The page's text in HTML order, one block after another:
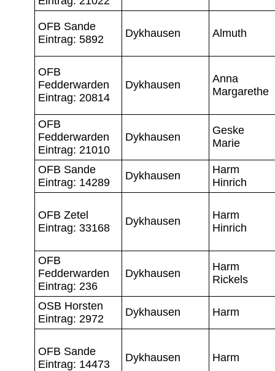
OFB Sande
Eintrag: 5892
Dykhausen Almuth
OFB
Fedderwarden
Eintrag: 20814
Dykhausen
Anna
Margarethe
OFB
Fedderwarden
Eintrag: 21010
Dykhausen
Geske
Marie
OFB Sande
Eintrag: 14289
Dykhausen
Harm
Hinrich
OFB Zetel
Eintrag: 33168
Dykhausen
Harm
Hinrich
OFB
Fedderwarden
Eintrag: 236
Dykhausen
Harm
Rickels
OSB Horsten
Eintrag: 2972
Dykhausen Harm
OFB Sande
Eintrag: 14473
Dykhausen Harm